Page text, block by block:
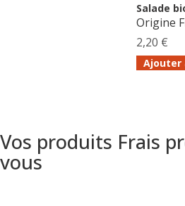
Salade
Origine
2,20 €
Ajouter
Vos produits Frais
vous